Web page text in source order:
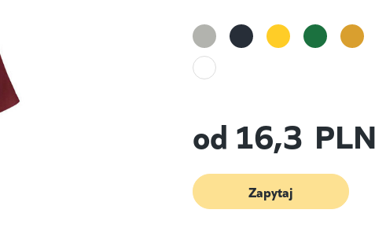
od 16,3
Zapytaj